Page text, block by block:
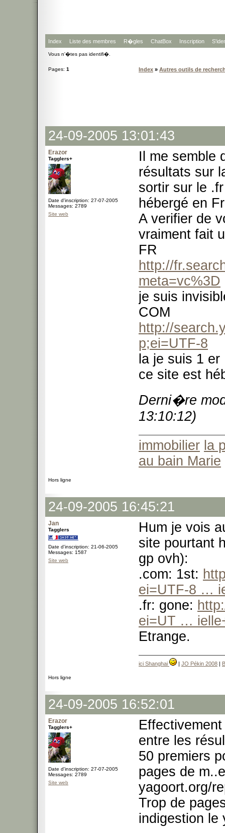
Index Liste des membres R�gles ChatBox Inscription
Vous n'�tes pas identifi�.
Pages: 1 Index » Autres outils de
24-09-2005 13:01:43
Erazor
Tagglers+
Date d'inscription: 27-07-2005
Messages: 2789
Site web
Il me semble
résultats sur
sortir sur le
hébergé en
A verifier de
vraiment fait
FR
http://
meta=vc%3D
je suis
COM
http://
p;ei=UTF-8
la je suis 1 er
ce site est
Derni�re
13:10:12)
immobilier la
au bain Marie
Hors ligne
24-09-2005 16:45:21
Jan
Tagglers
Date d'inscription: 21-06-2005
Messages: 1587
Site web
Hum je vois
site pourtant
gp ovh):
.com: 1st:
ei=UTF-8 …
.fr: gone:
ei=UT …
Etrange.
ici Shanghai | JO Pékin 2008 |
Hors ligne
24-09-2005 16:52:01
Erazor
Tagglers+
Date d'inscription: 27-07-2005
Messages: 2789
Site web
entre les
50 premiers
pages de
yagoort.org/
Trop de
indigestion le